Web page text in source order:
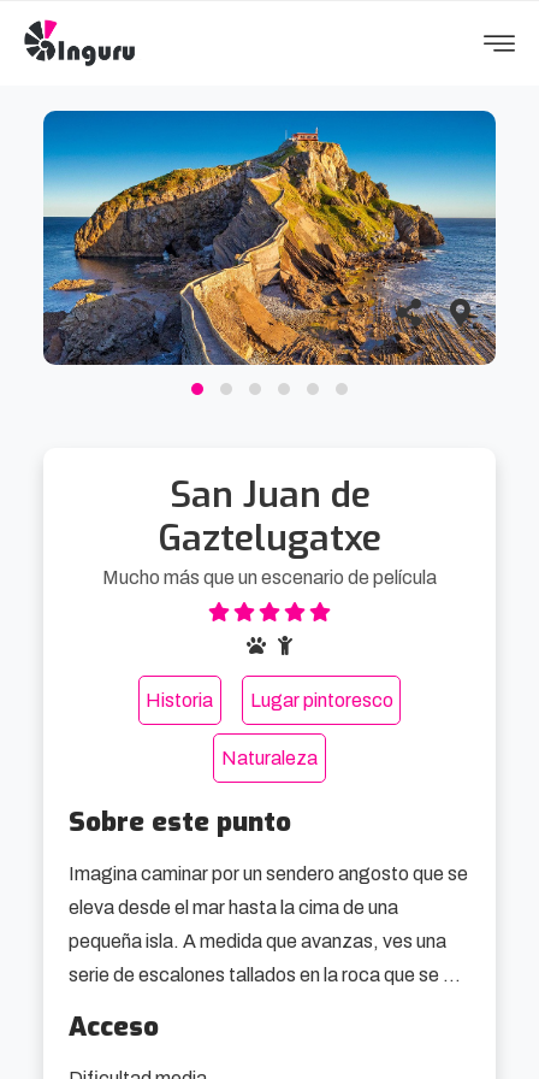
San Juan de
Gaztelugatxe
Mucho más que un escenario de película
Historia Lugar pintoresco
Naturaleza
Sobre este punto
Imagina caminar por un sendero angosto que se
eleva desde el mar hasta la cima de una
pequeña isla. A medida que avanzas, ves una
serie de escalones tallados en la roca que se
escalones en total, que te llevan lentamente
Acceso